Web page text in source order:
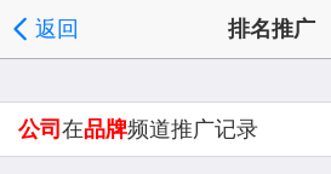
返回 排名推广
公司在品牌频道推广记录